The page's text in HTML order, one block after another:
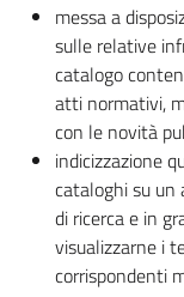
messa a
sulle relative
catalogo
atti normativi,
con le novità
indicizzazione
cataloghi su
di ricerca e in
visualizzarne i
corrispondenti